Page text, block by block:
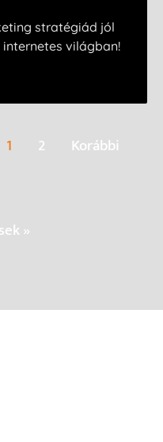
stratégiád jól
világban!
1 2 Korábbi
»